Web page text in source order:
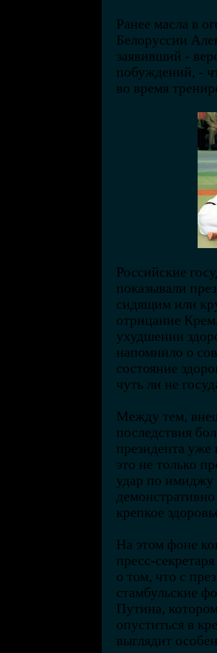
Ранее масла в
Белоруссии
заявивший -
побуждений, -
во время
Российские
показывали
сидящим или
отрицание
ухудшении
напомнило о
состояние
чуть ли не
Между тем,
последствия
президента
это не только
удар по имиджу
демонстративно
крепкое
На этом фоне
пресс-
о том, что с
стамбульские
Путина,
опуститься в
выглядит